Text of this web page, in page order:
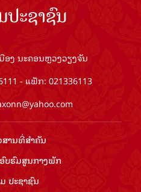
ະຊາຊົນ
ງ ນະຄອນຫຼວງວຽງຈັນ
- ແຟັກ: 021336113
ສານ​ທີ່​ສຳ​ຄັນ​
ບຮົມ​ສູນ​ກາງ​ພັກ
ປະ​ຊາ​ຊົນ